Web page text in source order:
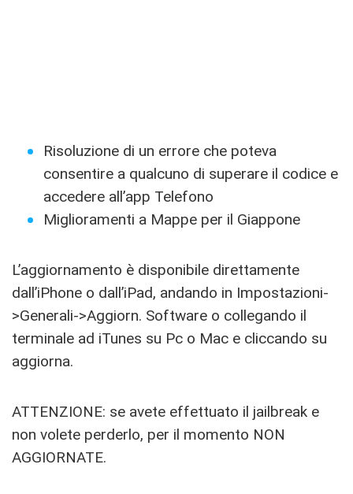
Risoluzione di un errore che poteva
consentire a qualcuno di superare il codice e
accedere all’app Telefono
Miglioramenti a Mappe per il Giappone
L’aggiornamento è disponibile direttamente
dall’iPhone o dall’iPad, andando in Impostazioni-
>Generali->Aggiorn. Software o collegando il
terminale ad iTunes su Pc o Mac e cliccando su
aggiorna.
ATTENZIONE: se avete effettuato il jailbreak e
non volete perderlo, per il momento NON
AGGIORNATE.